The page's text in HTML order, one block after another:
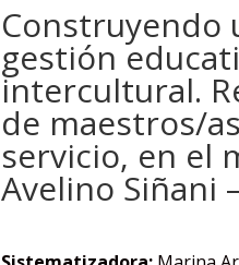
Construyendo
gestión
intercultural.
de maestros/
servicio, en el
Avelino Siñani